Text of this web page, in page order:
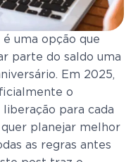
é uma opção que
parte do saldo uma
Em 2025,
o
para cada
planejar melhor
as regras antes